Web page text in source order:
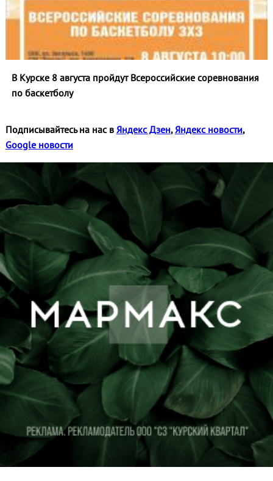
В Курске 8 августа пройдут Всероссийские соревнования
по баскетболу
Подписывайтесь на нас в Яндекс Дзен, Яндекс новости,
Google новости